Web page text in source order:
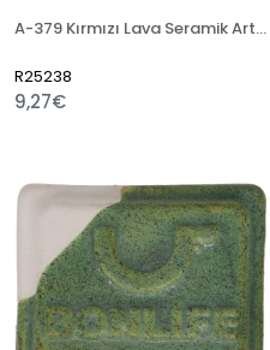
A-379 Kırmızı Lava Seramik Artistik Sır
R25238
9,27€